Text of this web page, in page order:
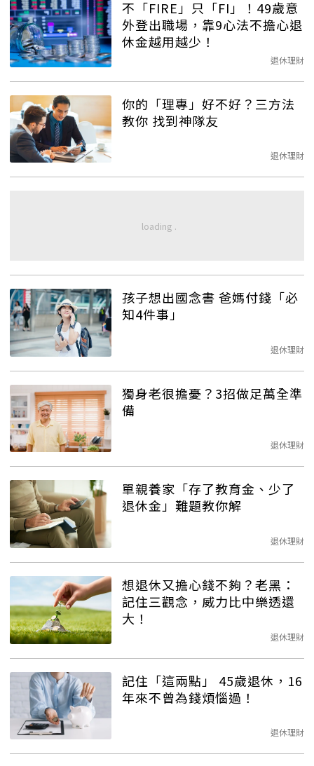
不「FIRE」只「FI」！49歲意
外登出職場，靠9心法不擔心退
休金越用越少！
退休理財
你的「理專」好不好？三方法
教你 找到神隊友
退休理財
孩子想出國念書 爸媽付錢「必
知4件事」
退休理財
獨身老很擔憂？3招做足萬全準
備
退休理財
單親養家「存了教育金、少了
退休金」難題教你解
退休理財
想退休又擔心錢不夠？老黑：
記住三觀念，威力比中樂透還
大！
退休理財
記住「這兩點」 45歲退休，16
年來不曾為錢煩惱過！
退休理財